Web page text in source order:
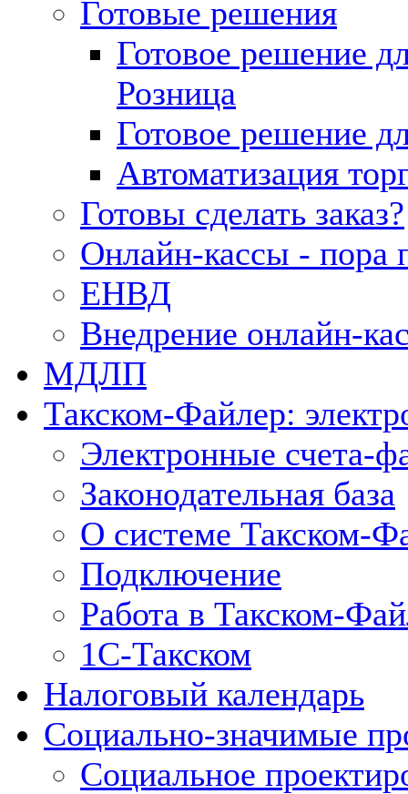
Готовые решения
Готовое решение
Розница
Готовое решение
Автоматизация
Готовы сделать заказ?
Онлайн-кассы - пора
ЕНВД
Внедрение онлайн-
МДЛП
Такском-Файлер:
Электронные счета-
Законодательная база
О системе Такском-
Подключение
Работа в Такском-
1С-Такском
Налоговый календарь
Социально-значимые
Социальное